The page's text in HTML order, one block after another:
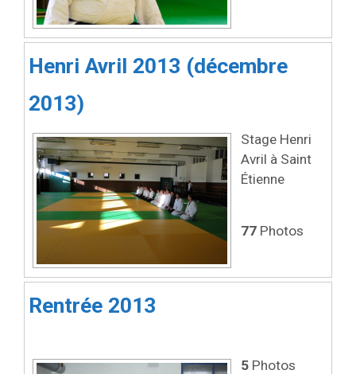
Henri Avril 2013 (décembre
2013)
Stage Henri
Avril à Saint
Étienne
77 Photos
Rentrée 2013
5 Photos